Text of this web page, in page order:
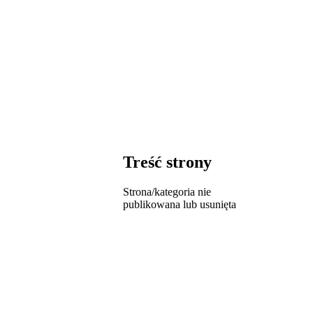
Treść strony
Strona/kategoria nie
publikowana lub usunięta